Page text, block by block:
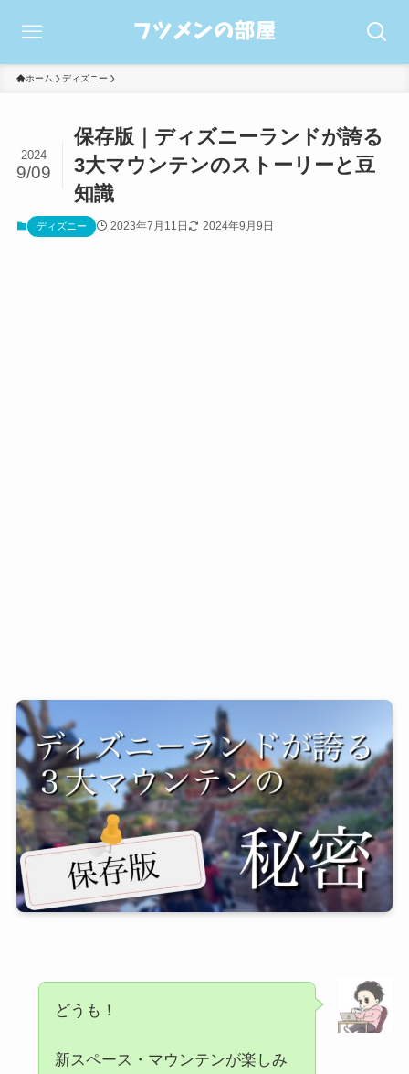
ホーム ディズニー
保存版｜ディズニーランドが誇る
3大マウンテンのストーリーと豆
知識
2024
9/09
ディズニー 2023年7月11日 2024年9月9日
どうも！
新スペース・マウンテンが楽しみ